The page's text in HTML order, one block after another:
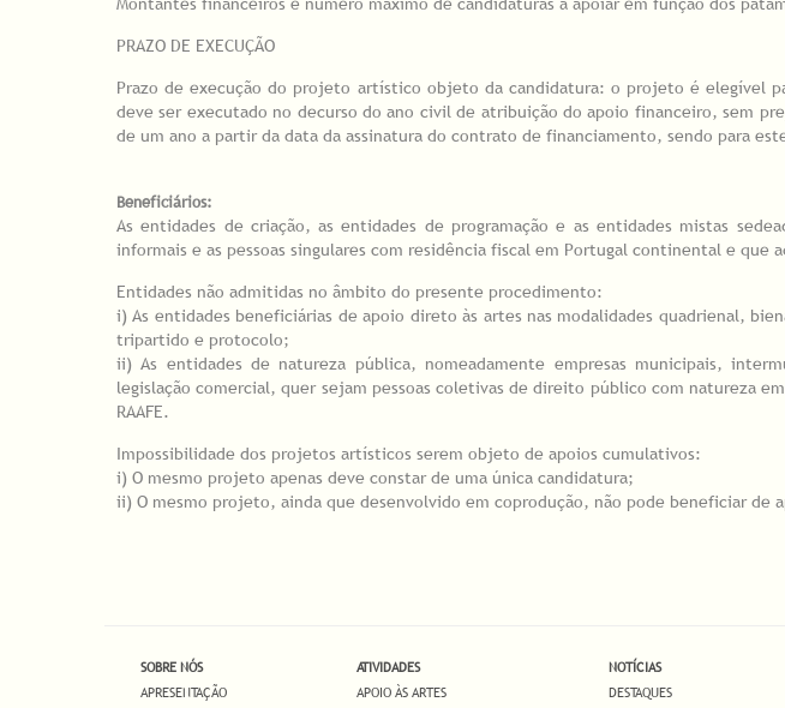
PRAZO DE EXECUÇÃO
Prazo de execução do projeto artístico objeto da candidatura: o projeto é elegível
deve ser executado no decurso do ano civil de atribuição do apoio financeiro, sem
de um ano a partir da data da assinatura do contrato de financiamento, sendo para
Beneficiários:
As entidades de criação, as entidades de programação e as entidades mistas
informais e as pessoas singulares com residência fiscal em Portugal continental e
Entidades não admitidas no âmbito do presente procedimento:
i) As entidades beneficiárias de apoio direto às artes nas modalidades quadrienal,
tripartido e protocolo;
ii) As entidades de natureza pública, nomeadamente empresas municipais,
legislação comercial, quer sejam pessoas coletivas de direito público com natureza
RAAFE.
Impossibilidade dos projetos artísticos serem objeto de apoios cumulativos:
i) O mesmo projeto apenas deve constar de uma única candidatura;
ii) O mesmo projeto, ainda que desenvolvido em coprodução, não pode beneficiar de
SOBRE NÓS
APRESENTAÇÃO
ATIVIDADES
APOIO ÀS ARTES
NOTÍCIAS
DESTAQUES